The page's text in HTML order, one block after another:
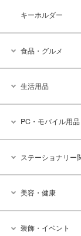
キーホルダー
食品・グルメ
生活用品
PC・モバイル用品
ステーショナリー
美容・健康
装飾・イベント